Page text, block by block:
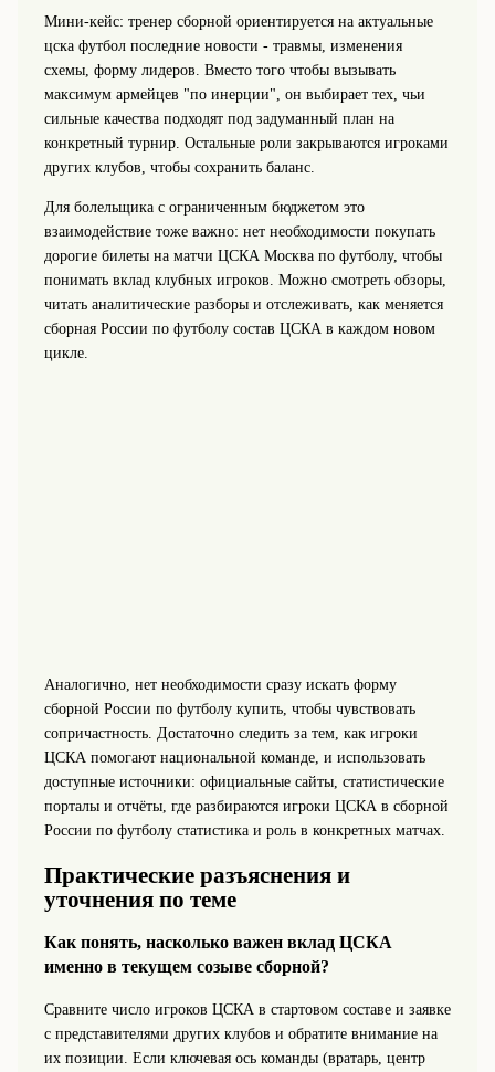
Мини-кейс: тренер сборной ориентируется на актуальные
цска футбол последние новости - травмы, изменения
схемы, форму лидеров. Вместо того чтобы вызывать
максимум армейцев "по инерции", он выбирает тех, чьи
сильные качества подходят под задуманный план на
конкретный турнир. Остальные роли закрываются игроками
других клубов, чтобы сохранить баланс.
Для болельщика с ограниченным бюджетом это
взаимодействие тоже важно: нет необходимости покупать
дорогие билеты на матчи ЦСКА Москва по футболу, чтобы
понимать вклад клубных игроков. Можно смотреть обзоры,
читать аналитические разборы и отслеживать, как меняется
сборная России по футболу состав ЦСКА в каждом новом
цикле.
Аналогично, нет необходимости сразу искать форму
сборной России по футболу купить, чтобы чувствовать
сопричастность. Достаточно следить за тем, как игроки
ЦСКА помогают национальной команде, и использовать
доступные источники: официальные сайты, статистические
порталы и отчёты, где разбираются игроки ЦСКА в сборной
России по футболу статистика и роль в конкретных матчах.
Практические разъяснения и
уточнения по теме
Как понять, насколько важен вклад ЦСКА
именно в текущем созыве сборной?
Сравните число игроков ЦСКА в стартовом составе и заявке
с представителями других клубов и обратите внимание на
их позиции. Если ключевая ось команды (вратарь, центр